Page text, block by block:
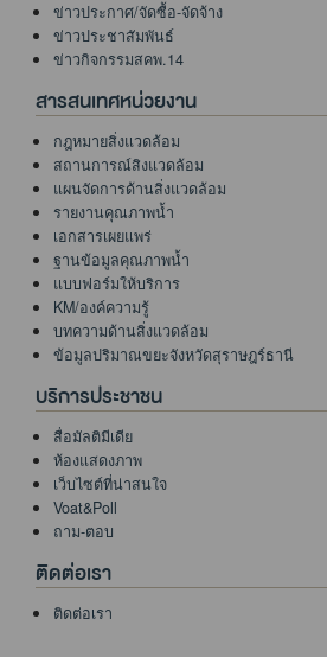
ข่าวประกาศ/จัดซื้อ-จัดจ้าง
ข่าวประชาสัมพันธ์
ข่าวกิจกรรมสคพ.14
สารสนเทศหน่วยงาน
กฎหมายสิ่งแวดล้อม
สถานการณ์สิงแวดล้อม
แผนจัดการด้านสิ่งแวดล้อม
รายงานคุณภาพน้ำ
เอกสารเผยแพร่
ฐานข้อมูลคุณภาพน้ำ
แบบฟอร์มให้บริการ
KM/องค์ความรู้
บทความด้านสิ่งแวดล้อม
ข้อมูลปริมาณขยะจังหวัดสุราษฎร์ธานี
บริการประชาชน
สื่อมัลติมีเดีย
ห้องแสดงภาพ
เว็บไซต์ที่น่าสนใจ
Voat&Poll
ถาม-ตอบ
ติดต่อเรา
ติดต่อเรา